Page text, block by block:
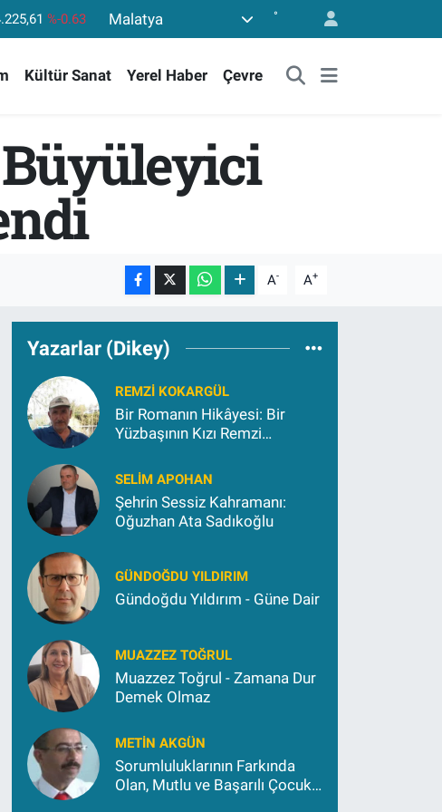
47,7143
%0.16
13.799 %70
Malatya °
Kültür Sanat Yerel Haber Çevre
Büyüleyici
A- A+
Yazarlar (Dikey)
REMZI KOKARGÜL
Bir Romanın Hikâyesi: Bir
Yüzbaşının Kızı Remzi
SELIM APOHAN
Şehrin Sessiz Kahramanı:
Oğuzhan Ata Sadıkoğlu
GÜNDOĞDU YILDIRIM
Gündoğdu Yıldırım - Güne Dair
MUAZZEZ TOĞRUL
Muazzez Toğrul - Zamana Dur
Demek Olmaz
METIN AKGÜN
Sorumluluklarının Farkında
Olan, Mutlu ve Başarılı Çocuk